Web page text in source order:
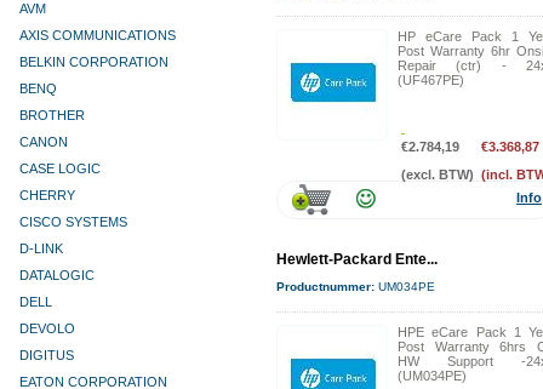
AVM
AXIS COMMUNICATIONS
BELKIN CORPORATION
BENQ
BROTHER
CANON
CASE LOGIC
CHERRY
CISCO SYSTEMS
D-LINK
DATALOGIC
DELL
DEVOLO
DIGITUS
EATON CORPORATION
HP eCare Pack 1
Post Warranty 6hr
Repair (ctr) -
(UF467PE)
€2.784,19
(excl. BTW)
€3.368,87
(incl.
Info
Hewlett-Packard Ente...
Productnummer: UM034PE
HPE eCare Pack 1
Post Warranty 6hrs
HW Support -
(UM034PE)